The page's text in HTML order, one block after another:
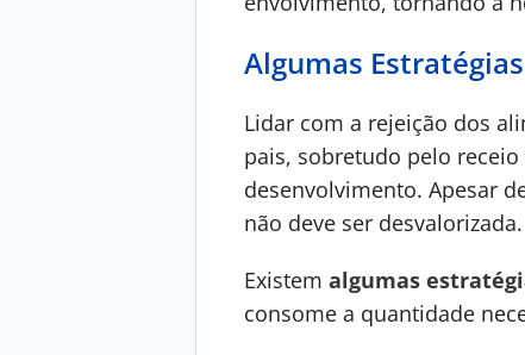
Algumas
Lidar com a rejeição dos
pais, sobretudo pelo
desenvolvimento. Apesar
não deve ser desvalorizada.
Existem algumas
consome a quantidade